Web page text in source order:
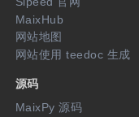
MaixHub
网站地图
网站使用 teedoc 生成
源码
MaixPy 源码